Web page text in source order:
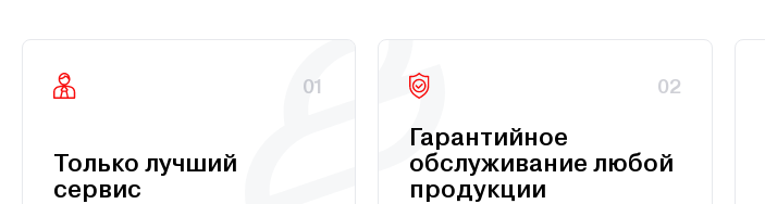
01
Только лучший
сервис
02
Гарантийное
обслуживание любой
продукции